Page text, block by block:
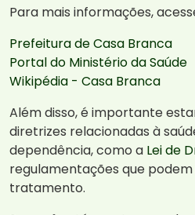
Para mais informações,
Prefeitura de Casa Branca
Portal do Ministério da Saúde
Wikipédia - Casa Branca
Além disso, é importante
diretrizes relacionadas à
dependência, como a Lei de
regulamentações que
tratamento.